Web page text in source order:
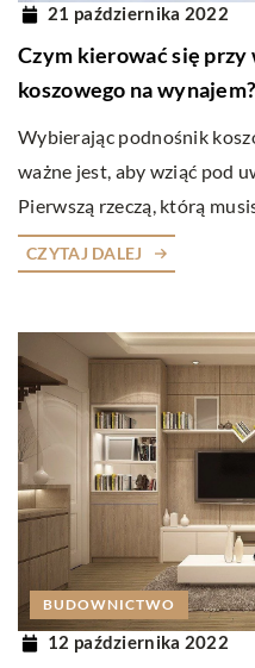
21 października 2022
Czym kierować się
koszowego na wynajem?
Wybierając podnośnik
ważne jest, aby wziąć pod
Pierwszą rzeczą, którą
CZYTAJ DALEJ
BUDOWNICTWO
12 października 2022